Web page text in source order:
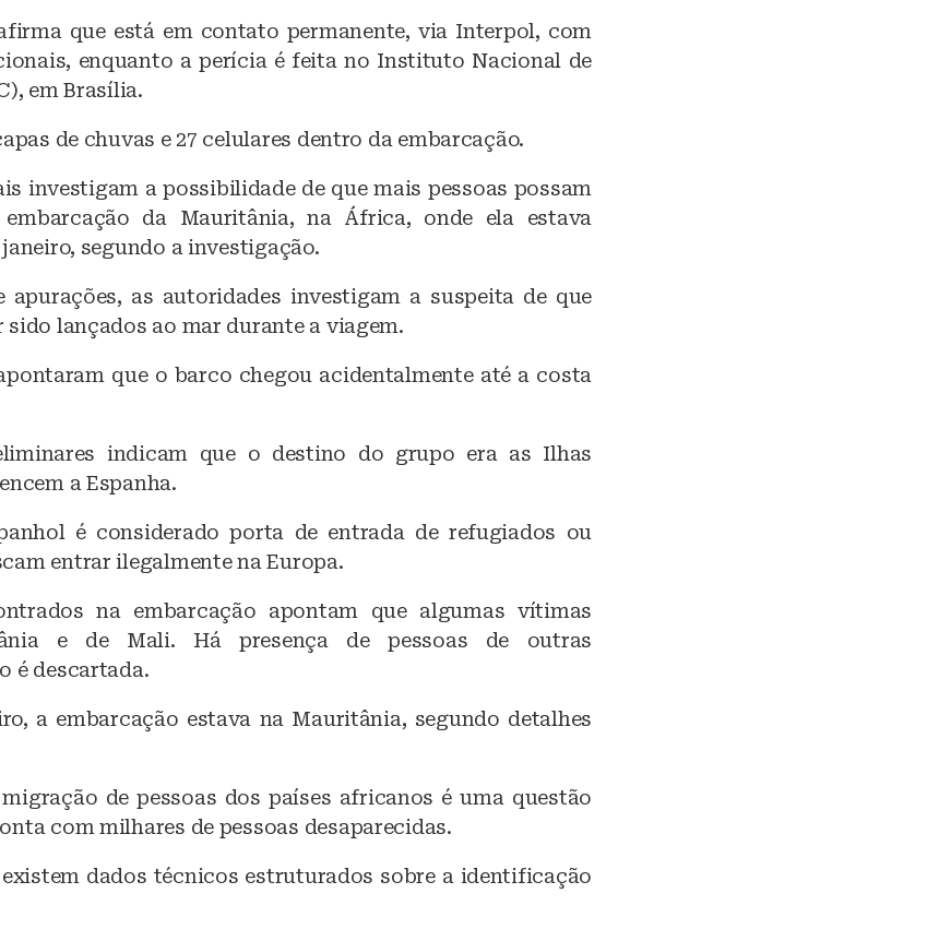
que está em contato permanente, via Interpol, com
enquanto a perícia é feita no Instituto Nacional de
em Brasília.
de chuvas e 27 celulares dentro da embarcação.
investigam a possibilidade de que mais pessoas possam
da Mauritânia, na África, onde ela estava
segundo a investigação.
apurações, as autoridades investigam a suspeita de que
sido lançados ao mar durante a viagem.
que o barco chegou acidentalmente até a costa
indicam que o destino do grupo era as Ilhas
a Espanha.
é considerado porta de entrada de refugiados ou
entrar ilegalmente na Europa.
na embarcação apontam que algumas vítimas
e de Mali. Há presença de pessoas de outras
é descartada.
a embarcação estava na Mauritânia, segundo detalhes
de pessoas dos países africanos é uma questão
com milhares de pessoas desaparecidas.
dados técnicos estruturados sobre a identificação